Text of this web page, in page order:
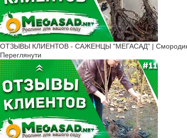
ОТЗЫВЫ КЛИЕНТОВ - САЖЕНЦЫ "МЕГАСАД" | Смородина
Переглянути